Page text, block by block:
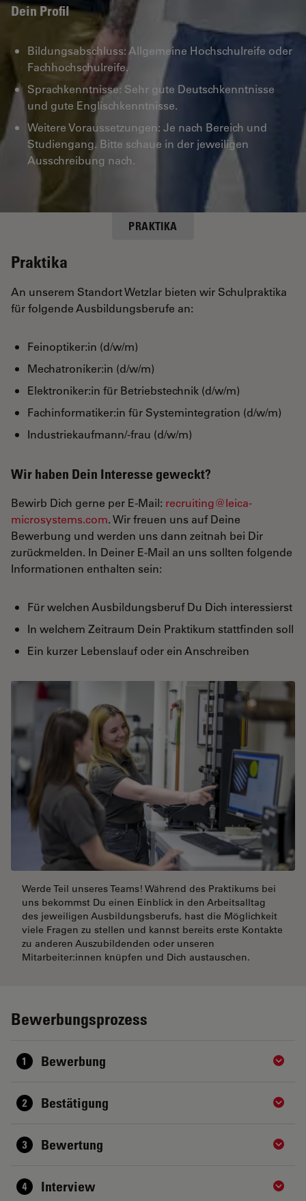
Dein Profil
Bildungsabschluss: Allgemeine Hochschulreife oder
Fachhochschulreife.
Sprachkenntnisse: Sehr gute Deutschkenntnisse
und gute Englischkenntnisse.
Weitere Voraussetzungen: Je nach Bereich und
Studiengang. Bitte schaue in der jeweiligen
Ausschreibung nach.
PRAKTIKA
Praktika
An unserem Standort Wetzlar bieten wir Schulpraktika
für folgende Ausbildungsberufe an:
Feinoptiker:in (d/w/m)
Mechatroniker:in (d/w/m)
Elektroniker:in für Betriebstechnik (d/w/m)
Fachinformatiker:in für Systemintegration (d/w/m)
Industriekaufmann/-frau (d/w/m)
Wir haben Dein Interesse geweckt?
Bewirb Dich gerne per E-Mail: recruiting@leica-
microsystems.com. Wir freuen uns auf Deine
Bewerbung und werden uns dann zeitnah bei Dir
zurückmelden. In Deiner E-Mail an uns sollten folgende
Informationen enthalten sein:
Für welchen Ausbildungsberuf Du Dich interessierst
In welchem Zeitraum Dein Praktikum stattfinden soll
Ein kurzer Lebenslauf oder ein Anschreiben
Werde Teil unseres Teams! Während des Praktikums bei
uns bekommst Du einen Einblick in den Arbeitsalltag
des jeweiligen Ausbildungsberufs, hast die Möglichkeit
viele Fragen zu stellen und kannst bereits erste Kontakte
zu anderen Auszubildenden oder unseren
Mitarbeiter:innen knüpfen und Dich austauschen.
Bewerbungsprozess
Bewerbung
Bestätigung
Bewertung
Interview